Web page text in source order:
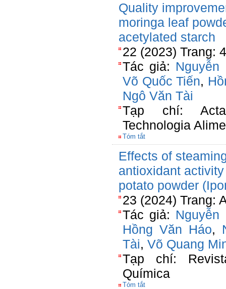
Quality
moringa leaf
acetylated starch
22 (2023) Trang:
Tác giả: Nguyễn
Võ Quốc Tiến,
Ngô Văn Tài
Tạp chí: Acta
Technologia
Tóm tắt
Effects of
antioxidant
potato powder
23 (2024) Trang:
Tác giả: Nguyễn
Hồng Văn Háo,
Tài, Võ Quang
Tạp chí:
Química
Tóm tắt